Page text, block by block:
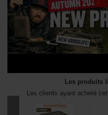
Les produits
Les clients ayant acheté